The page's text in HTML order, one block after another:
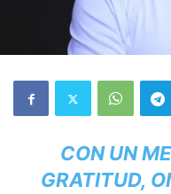
CON UN
GRATITUD,